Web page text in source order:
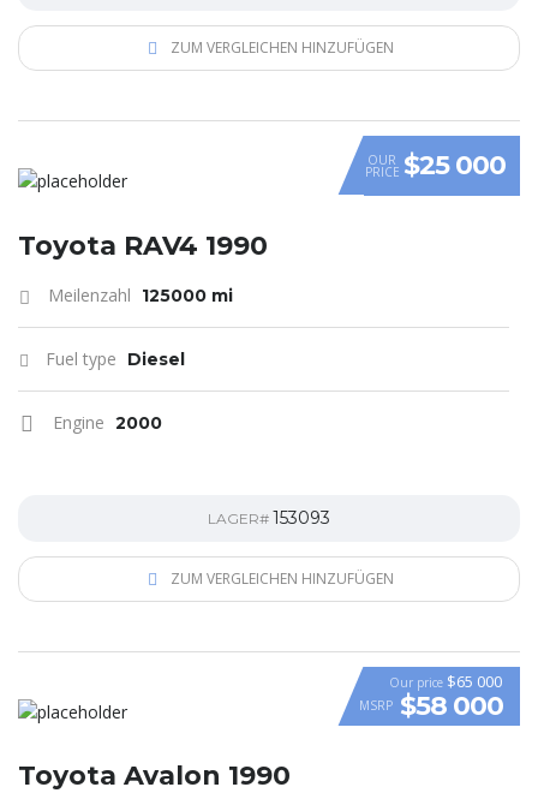
ZUM VERGLEICHEN HINZUFÜGEN
OUR
PRICE $25 000
Toyota RAV4 1990
Meilenzahl 125000 mi
Fuel type Diesel
Engine 2000
LAGER# 153093
ZUM VERGLEICHEN HINZUFÜGEN
VIDEO
Our price $65 000
MSRP $58 000
Toyota Avalon 1990